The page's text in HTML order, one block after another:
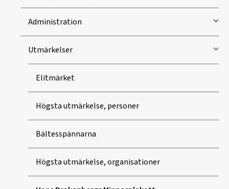
Administration
Utmärkelser
Elitmärket
Högsta utmärkelse, personer
Bältesspännarna
Högsta utmärkelse, organisationer